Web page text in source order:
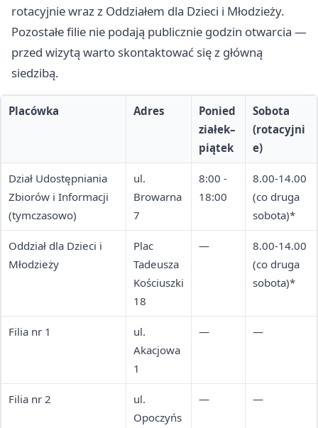
rotacyjnie wraz z Oddziałem dla Dzieci i Młodzieży.
Pozostałe filie nie podają publicznie godzin otwarcia —
przed wizytą warto skontaktować się z główną
siedzibą.
Placówka Adres
Ponied
ziałek–
piątek
Sobota
(rotacyjni
e)
Dział Udostępniania
Zbiorów i Informacji
(tymczasowo)
ul.
Browarna
7
8:00 -
18:00
8.00-14.00
(co druga
sobota)*
Oddział dla Dzieci i
Młodzieży
Plac
Tadeusza
Kościuszki
18
—
8.00-14.00
(co druga
sobota)*
Filia nr 1
ul.
Akacjowa
1
— —
Filia nr 2
ul.
Opoczyńs
— —